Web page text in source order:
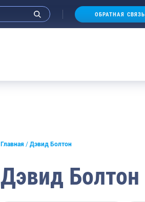
ОБРАТНАЯ СВЯЗЬ
Главная Дэвид Болтон
Дэвид Болтон